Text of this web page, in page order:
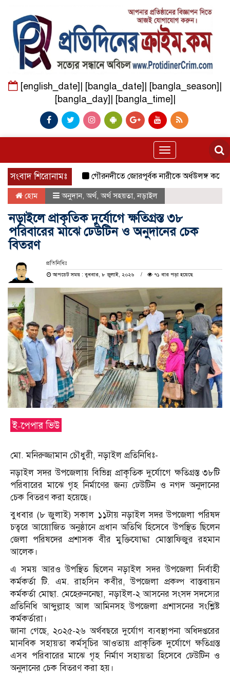
[english_date]| [bangla_date]| [bangla_season]|
[bangla_day]| [bangla_time]|
Toggle
navigation
সংবাদ শিরোনামঃ গৌরনদীতে জোরপূর্বক নারীকে অর্ধউলঙ্গ করে
হোম অনুদান অর্থ অর্থ সহয়তা,নড়াইল
নড়াইলে প্রাকৃতিক দুর্যোগে ক্ষতিগ্রস্ত ৩৮
পরিবারের মাঝে ঢেউটিন ও অনুদানের চেক
বিতরণ
প্রতিনিধিঃ
আপডেট সময় : বুধবার, ৮ জুলাই, ২০২৬
৭১ বার পড়া হয়েছে
মো. মনিরুজ্জামান চৌধুরী, নড়াইল প্রতিনিধিঃ-
নড়াইল সদর উপজেলায় বিভিন্ন প্রাকৃতিক দুর্যোগে ক্ষতিগ্রস্ত ৩৮টি
পরিবারের মাঝে গৃহ নির্মাণের জন্য ঢেউটিন ও নগদ অনুদানের
চেক বিতরণ করা হয়েছে।
বুধবার (৮ জুলাই) সকাল ১১টায় নড়াইল সদর উপজেলা পরিষদ
চত্বরে আয়োজিত অনুষ্ঠানে প্রধান অতিথি হিসেবে উপস্থিত ছিলেন
জেলা পরিষদের প্রশাসক বীর মুক্তিযোদ্ধা মোস্তাফিজুর রহমান
আলেক।
এ সময় আরও উপস্থিত ছিলেন নড়াইল সদর উপজেলা নির্বাহী
কর্মকর্তা টি. এম. রাহসিন কবীর, উপজেলা প্রকল্প বাস্তবায়ন
কর্মকর্তা মোছা. মেহেরুননেছা, নড়াইল-২ আসনের সংসদ সদস্যের
প্রতিনিধি আব্দুল্লাহ আল আমিনসহ উপজেলা প্রশাসনের সংশ্লিষ্ট
কর্মকর্তারা।
জানা গেছে, ২০২৫-২৬ অর্থবছরে দুর্যোগ ব্যবস্থাপনা অধিদপ্তরের
মানবিক সহায়তা কর্মসূচির আওতায় প্রাকৃতিক দুর্যোগে ক্ষতিগ্রস্ত
এসব পরিবারের মাঝে গৃহ নির্মাণ সহায়তা হিসেবে ঢেউটিন ও
অনুদানের চেক বিতরণ করা হয়।